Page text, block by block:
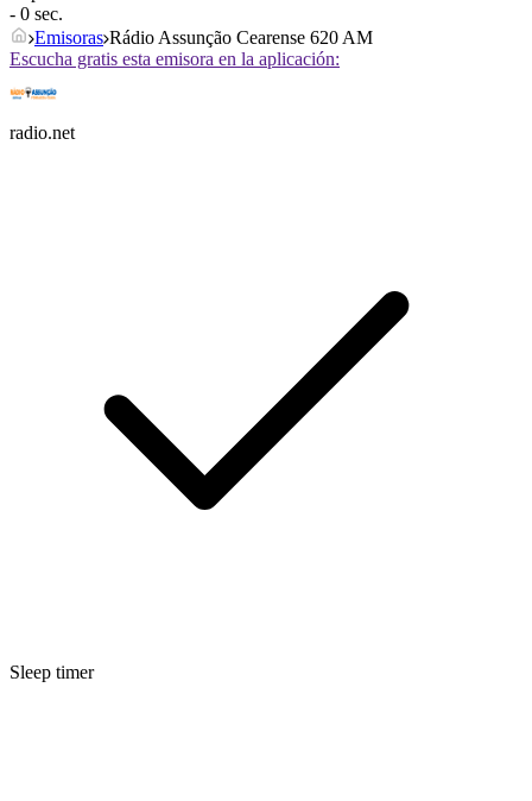
- 0 sec.
Emisoras Rádio Assunção Cearense 620 AM
Escucha gratis esta emisora en la aplicación:
radio.net
Sleep timer